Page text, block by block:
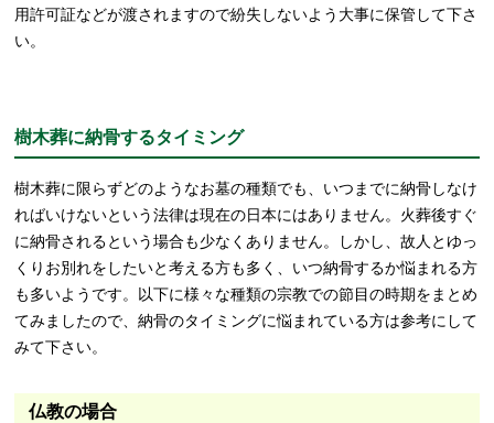
用許可証などが渡されますので紛失しないよう大事に保管して下さ
い。
樹木葬に納骨するタイミング
樹木葬に限らずどのようなお墓の種類でも、いつまでに納骨しなけ
ればいけないという法律は現在の日本にはありません。火葬後すぐ
に納骨されるという場合も少なくありません。しかし、故人とゆっ
くりお別れをしたいと考える方も多く、いつ納骨するか悩まれる方
も多いようです。以下に様々な種類の宗教での節目の時期をまとめ
てみましたので、納骨のタイミングに悩まれている方は参考にして
みて下さい。
仏教の場合